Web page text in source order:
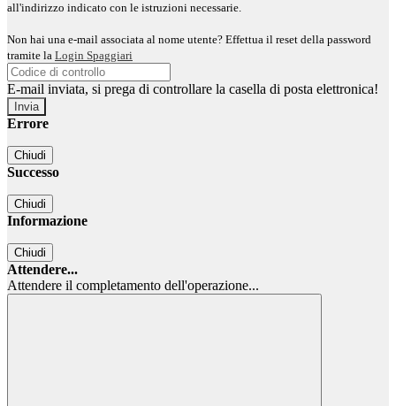
all'indirizzo indicato con le istruzioni necessarie.
Non hai una e-mail associata al nome utente? Effettua il reset della password
tramite la Login Spaggiari
E-mail inviata, si prega di controllare la casella di posta elettronica!
Errore
Chiudi
Successo
Chiudi
Informazione
Chiudi
Attendere...
Attendere il completamento dell'operazione...